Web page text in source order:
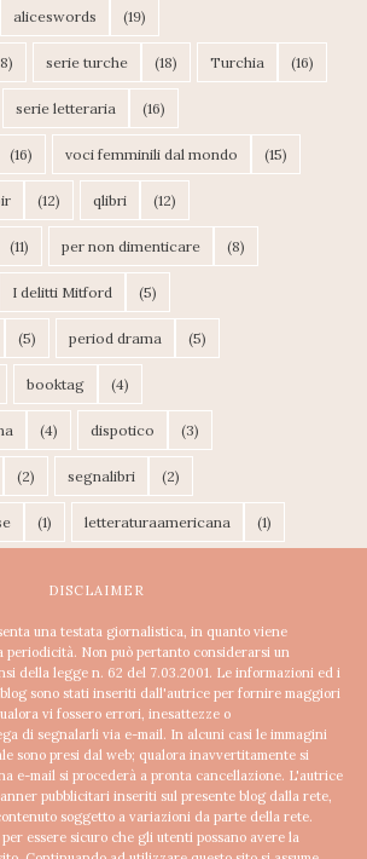
aliceswords (19)
serie turche (18) Turchia (16)
serie letteraria (16)
(16) voci femminili dal mondo (15)
(12) qlibri (12)
(11) per non dimenticare (8)
I delitti Mitford (5)
(5) period drama (5)
booktag (4)
(4) dispotico (3)
(2) segnalibri (2)
(1) letteraturaamericana (1)
DISCLAIMER
una testata giornalistica, in quanto viene
periodicità. Non può pertanto considerarsi un
della legge n. 62 del 7.03.2001. Le informazioni ed i
sono stati inseriti dall'autrice per fornire maggiori
vi fossero errori, inesattezze o
di segnalarli via e-mail. In alcuni casi le immagini
sono presi dal web; qualora inavvertitamente si
e-mail si procederà a pronta cancellazione. L'autrice
pubblicitari inseriti sul presente blog dalla rete,
soggetto a variazioni da parte della rete.
essere sicuro che gli utenti possano avere la